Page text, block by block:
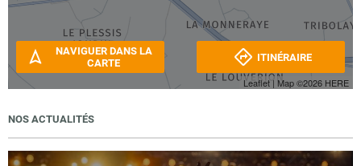
Leaflet | Map ©2026 HERE
NAVIGUER DANS LA
CARTE
ITINÉRAIRE
NOS ACTUALITÉS